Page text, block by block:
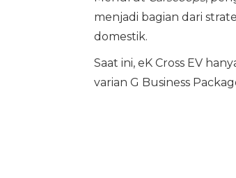
menjadi bagian dari
domestik.
Saat ini, eK Cross EV
varian G Business